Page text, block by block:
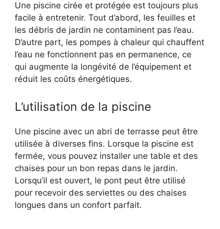
Une piscine cirée et protégée est toujours plus
facile à entretenir. Tout d’abord, les feuilles et
les débris de jardin ne contaminent pas l’eau.
D’autre part, les pompes à chaleur qui chauffent
l’eau ne fonctionnent pas en permanence, ce
qui augmente la longévité de l’équipement et
réduit les coûts énergétiques.
L’utilisation de la piscine
Une piscine avec un abri de terrasse peut être
utilisée à diverses fins. Lorsque la piscine est
fermée, vous pouvez installer une table et des
chaises pour un bon repas dans le jardin.
Lorsqu’il est ouvert, le pont peut être utilisé
pour recevoir des serviettes ou des chaises
longues dans un confort parfait.